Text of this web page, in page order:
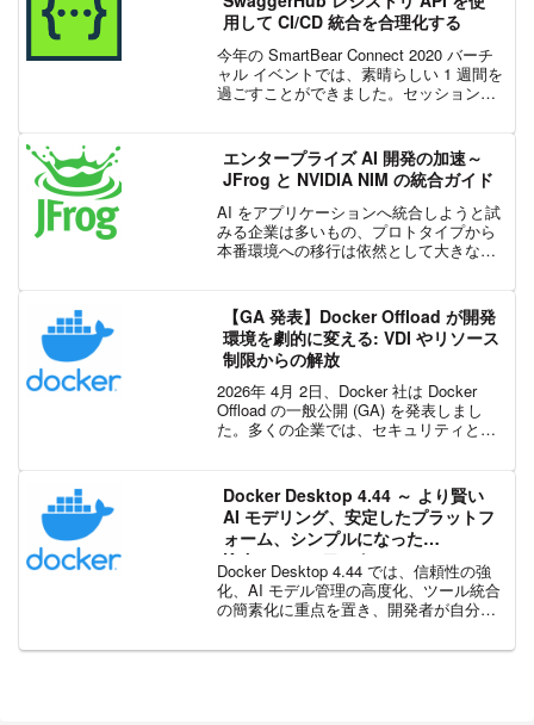
用して CI/CD 統合を合理化する
今年の SmartBear Connect 2020 バーチ
ャル イベントでは、素晴らしい 1 週間を
過ごすことができました。セッションの
フィスからいくつかの Sla...
エンタープライズ AI 開発の加速～
JFrog と NVIDIA NIM の統合ガイド
AI をアプリケーションへ統合しようと試
みる企業は多いもの、プロトタイプから
本番環境への移行は依然として大きな課
確保することが求められています。JFrog
の NVID...
【GA 発表】Docker Offload が開発
環境を劇的に変える: VDI やリソース
制限からの解放
2026年 4月 2日、Docker 社は Docker
Offload の一般公開 (GA) を発表しまし
た。多くの企業では、セキュリティと管
います。し...
Docker Desktop 4.44 ～ より賢い
AI モデリング、安定したプラットフ
ォーム、シンプルになった
Kubernetes ワークフロー
Docker Desktop 4.44 では、信頼性の強
化、AI モデル管理の高度化、ツール統合
の簡素化に重点を置き、開発者が自分の
します。Docker Model Runner の機能強